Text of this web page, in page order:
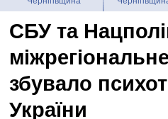
СБУ та
збувало
України